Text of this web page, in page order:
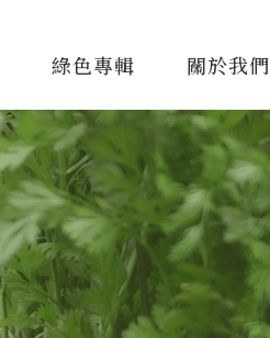
綠色專輯 關於我們